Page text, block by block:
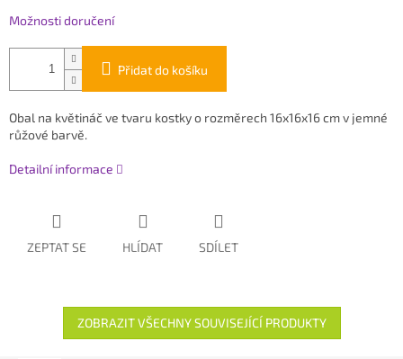
Možnosti doručení
Přidat do košíku
Obal na květináč ve tvaru kostky o rozměrech 16x16x16 cm v jemné
růžové barvě.
Detailní informace
ZEPTAT SE HLÍDAT SDÍLET
ZOBRAZIT VŠECHNY SOUVISEJÍCÍ PRODUKTY